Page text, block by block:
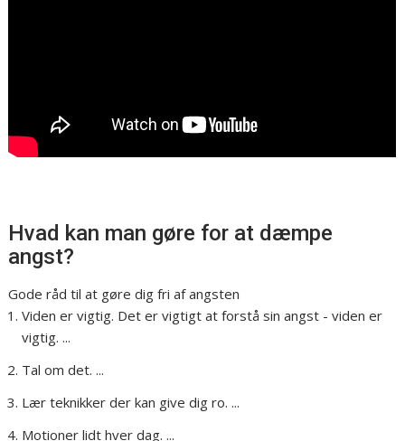
Hvad kan man gøre for at dæmpe
angst?
Gode råd til at gøre dig fri af angsten
Viden er vigtig. Det er vigtigt at forstå sin angst - viden er
vigtig. ...
Tal om det. ...
Lær teknikker der kan give dig ro. ...
Motioner lidt hver dag. ...